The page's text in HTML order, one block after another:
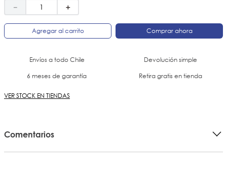
＋
－
Agregar al carrito Comprar ahora
Envíos a todo Chile
Devolución simple
6 meses de garantía
Retira gratis en tienda
VER STOCK EN TIENDAS
Comentarios